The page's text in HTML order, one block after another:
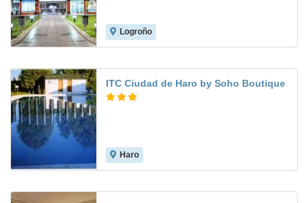
Logroño
ITC Ciudad de Haro by Soho Boutique
Haro